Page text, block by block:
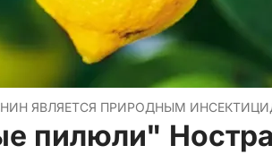
ЯВЛЯЕТСЯ ПРИРОДНЫМ
пилюли"